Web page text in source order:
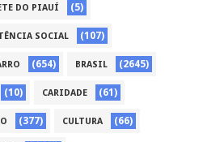
DO PIAUÍ (5)
SOCIAL (107)
(654) BRASIL (2645)
(10) CARIDADE (61)
(377) CULTURA (66)